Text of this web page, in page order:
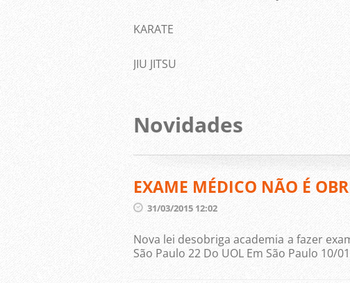
KARATE
JIU JITSU
Novidades
EXAME MÉDICO NÃO É
31/03/2015 12:02
Nova lei desobriga academia a fazer
São Paulo 22 Do UOL Em São Paulo 10/